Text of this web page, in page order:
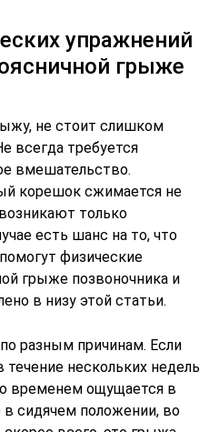
упражнений
грыже
не стоит слишком
всегда требуется
вмешательство.
корешок сжимается не
только
есть шанс на то, что
физические
грыже позвоночника и
в низу этой статьи.
разным причинам. Если
нескольких недель
временем ощущается в
в сидячем положении, во